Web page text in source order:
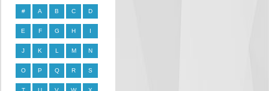
# A B C D
E F G H I
J K L M N
O P Q R S